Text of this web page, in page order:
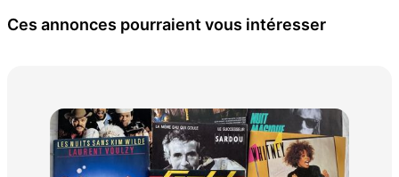
Ces annonces pourraient vous intéresser